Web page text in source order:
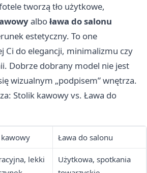
tworzą tło użytkowe,
alboława do salonu
estetyczny. To one
Ci do elegancji, minimalizmu czy
Dobrze dobrany model nie jest
wizualnym „podpisem” wnętrza.
Stolik kawowy vs. Ława do
Ława do salonu
lekki
Użytkowa, spotkania